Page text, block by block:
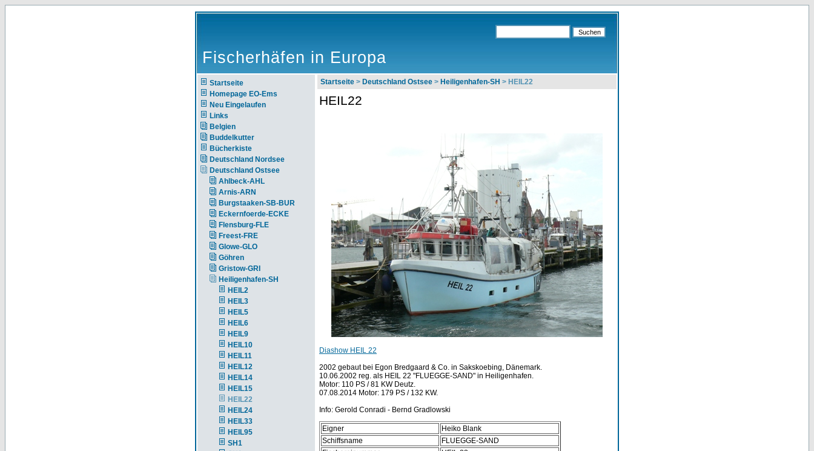
Fischerhäfen in Europa
Startseite
Homepage EO-Ems
Neu Eingelaufen
Links
Belgien
Buddelkutter
Bücherkiste
Deutschland Nordsee
Deutschland Ostsee
Ahlbeck-AHL
Arnis-ARN
Burgstaaken-SB-BUR
Eckernfoerde-ECKE
Flensburg-FLE
Freest-FRE
Glowe-GLO
Göhren
Gristow-GRI
Heiligenhafen-SH
HEIL2
HEIL3
HEIL5
HEIL6
HEIL9
HEIL10
HEIL11
HEIL12
HEIL14
HEIL15
HEIL22
HEIL24
HEIL33
HEIL95
SH1
Startseite > Deutschland Ostsee > Heiligenhafen-SH > HEIL22
HEIL22
Diashow HEIL 22
2002 gebaut bei Egon Bredgaard & Co. in Sakskoebing, Dänemark.
10.06.2002 reg. als HEIL 22 "FLUEGGE-SAND" in Heiligenhafen.
Motor: 110 PS / 81 KW Deutz.
07.08.2014 Motor: 179 PS / 132 KW.
Info: Gerold Conradi - Bernd Gradlowski
Eigner
Heiko Blank
Schiffsname
FLUEGGE-SAND